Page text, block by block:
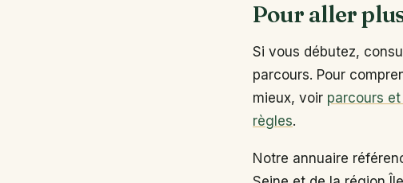
Pour aller
Si vous débutez,
parcours. Pour
mieux, voir parcours
règles.
Notre annuaire